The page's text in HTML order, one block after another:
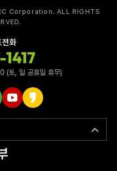
Corporation. ALL RIGHTS
전화
1417
토, 일 공휴일 휴무)
로가기
로그 바로가기
유튜브 바로가기
카카오스토리 바로가기